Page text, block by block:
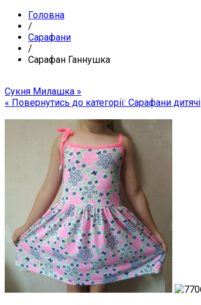
Головна
/
Сарафани
/
Сарафан Ганнушка
Сукня Милашка »
« Повернутись до категорії: Сарафани дитячі